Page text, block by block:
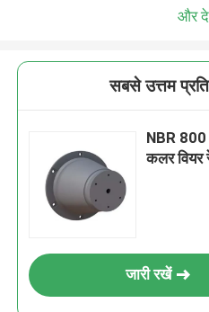
और
सबसे उत्तम
NBR 800
कलर वियर
जारी रखें